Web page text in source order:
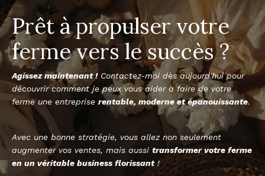
Prêt à propulser votre
ferme vers le succès ?
Agissez maintenant !Contactez-moi dès aujourd'hui pour
découvrir comment je peux vous aider à faire de votre
ferme une entreprise rentable, moderne et épanouissante.
Avec une bonne stratégie, vous allez non seulement
augmenter vos ventes, mais aussi transformer votre ferme
en un véritable business florissant!